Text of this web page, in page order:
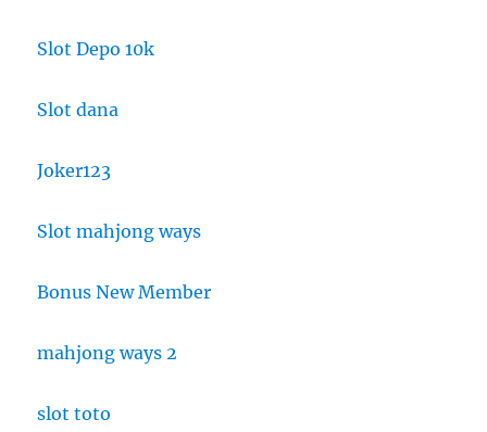
Slot Depo 10k
Slot dana
Joker123
Slot mahjong ways
Bonus New Member
mahjong ways 2
slot toto